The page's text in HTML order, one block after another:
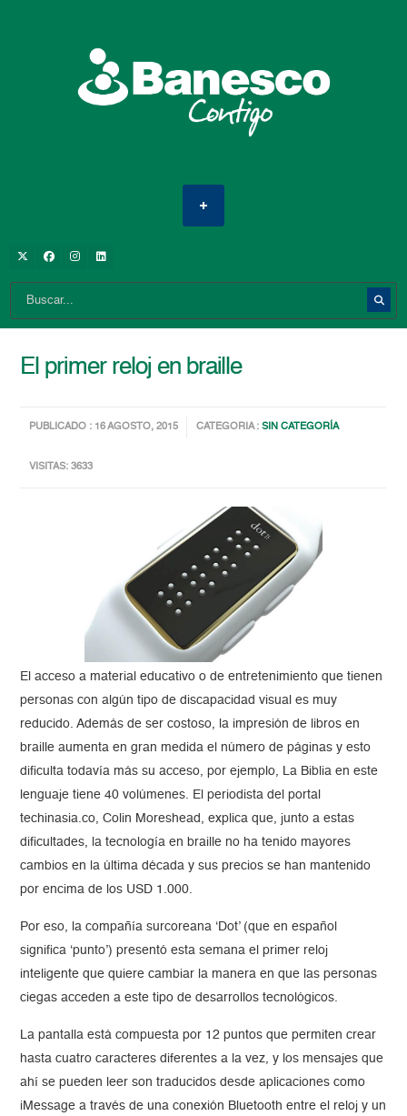
El primer reloj en braille
PUBLICADO : 16 AGOSTO, 2015 CATEGORIA :SIN CATEGORÍA
VISITAS: 3633
El acceso a material educativo o de entretenimiento que tienen
personas con algún tipo de discapacidad visual es muy
reducido. Además de ser costoso, la impresión de libros en
braille aumenta en gran medida el número de páginas y esto
dificulta todavía más su acceso, por ejemplo, La Biblia en este
lenguaje tiene 40 volúmenes. El periodista del portal
techinasia.co, Colin Moreshead, explica que, junto a estas
dificultades, la tecnología en braille no ha tenido mayores
cambios en la última década y sus precios se han mantenido
por encima de los USD 1.000.
Por eso, la compañía surcoreana ‘Dot’ (que en español
significa ‘punto’) presentó esta semana el primer reloj
inteligente que quiere cambiar la manera en que las personas
ciegas acceden a este tipo de desarrollos tecnológicos.
La pantalla está compuesta por 12 puntos que permiten crear
hasta cuatro caracteres diferentes a la vez, y los mensajes que
ahí se pueden leer son traducidos desde aplicaciones como
iMessage a través de una conexión Bluetooth entre el reloj y un